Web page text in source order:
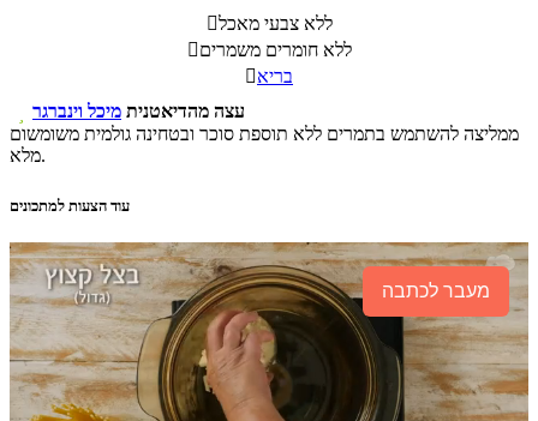
ללא צבעי מאכל
ללא חומרים משמרים
בריא
עצה מהדיאטנית מיכל וינברגר
ממליצה להשתמש בתמרים ללא תוספת סוכר ובטחינה גולמית משומשום
מלא.
עוד הצעות למתכונים
מעבר לכתבה